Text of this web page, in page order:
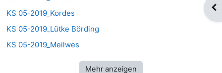
KS 05-2019_Kordes
KS 05-2019_Lütke Börding
KS 05-2019_Meilwes
Mehr anzeigen